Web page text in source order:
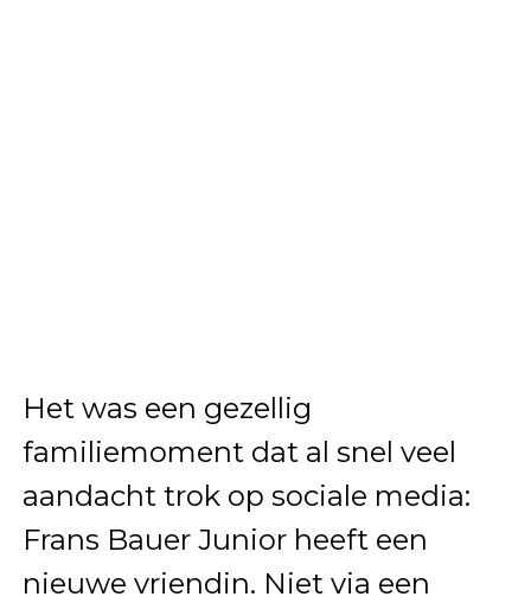
Het was een gezellig
familiemoment dat al snel veel
aandacht trok op sociale media:
Frans Bauer Junior heeft een
nieuwe vriendin. Niet via een